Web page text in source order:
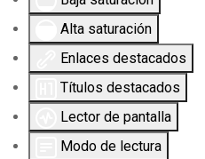
Alta saturación
Enlaces destacados
Títulos destacados
Lector de pantalla
Modo de lectura